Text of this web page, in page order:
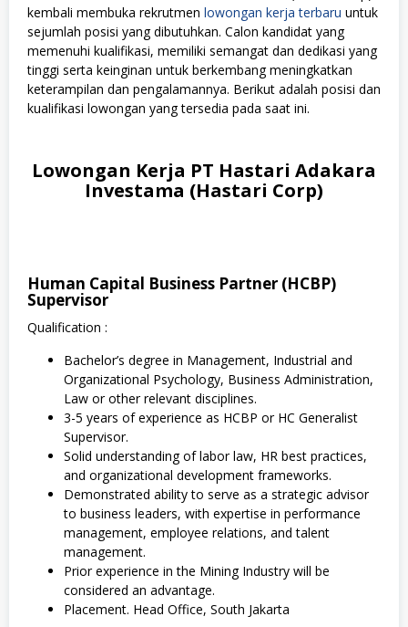
kembali membuka rekrutmen lowongan kerja terbaru untuk
sejumlah posisi yang dibutuhkan. Calon kandidat yang
memenuhi kualifikasi, memiliki semangat dan dedikasi yang
tinggi serta keinginan untuk berkembang meningkatkan
keterampilan dan pengalamannya. Berikut adalah posisi dan
kualifikasi lowongan yang tersedia pada saat ini.
Lowongan Kerja PT Hastari Adakara
Investama (Hastari Corp)
Human Capital Business Partner (HCBP)
Supervisor
Qualification :
Bachelor’s degree in Management, Industrial and
Organizational Psychology, Business Administration,
Law or other relevant disciplines.
3-5 years of experience as HCBP or HC Generalist
Supervisor.
Solid understanding of labor law, HR best practices,
and organizational development frameworks.
Demonstrated ability to serve as a strategic advisor
to business leaders, with expertise in performance
management, employee relations, and talent
management.
Prior experience in the Mining Industry will be
considered an advantage.
Placement. Head Office, South Jakarta